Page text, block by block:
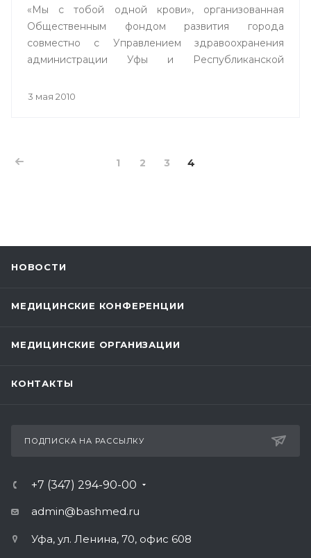
«Мы с тобой одной крови», организованная
Общественным фондом развития города
совместно с Управлением здравоохранения
администрации Уфы и Республиканской
3 мая 2010
1 2 3 4
НОВОСТИ
МЕДИЦИНСКИЕ КОНФЕРЕНЦИИ
МЕДИЦИНСКИЕ ОРГАНИЗАЦИИ
КОНТАКТЫ
ПОДПИСКА НА РАССЫЛКУ
+7 (347) 294-90-00
admin@bashmed.ru
Уфа, ул. Ленина, 70, офис 608